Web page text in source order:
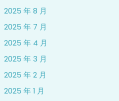
2025 年 8 月
2025 年 7 月
2025 年 4 月
2025 年 3 月
2025 年 2 月
2025 年 1 月